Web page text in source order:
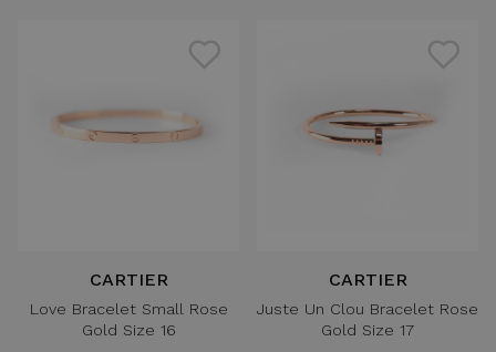
CARTIER
Love Bracelet Small Rose
Gold Size 16
CARTIER
Juste Un Clou Bracelet Rose
Gold Size 17